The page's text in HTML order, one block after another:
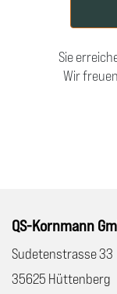
Sie
Wir
QS-Kornmann
Sudetenstrasse 33
35625 Hüttenberg